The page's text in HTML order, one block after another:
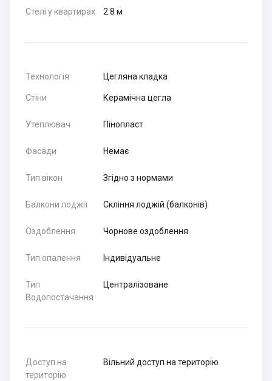
Стелі у квартирах 2.8 м
Технологія Цегляна кладка
Стіни Керамічна цегла
Утеплювач Пінопласт
Фасади Немає
Тип вікон Згідно з нормами
Балкони лоджії Скління лоджій (балконів)
Оздоблення Чорнове оздоблення
Тип опалення Індивідуальне
Тип
Водопостачання
Централізоване
Доступ на
територію
Вільний доступ на територію